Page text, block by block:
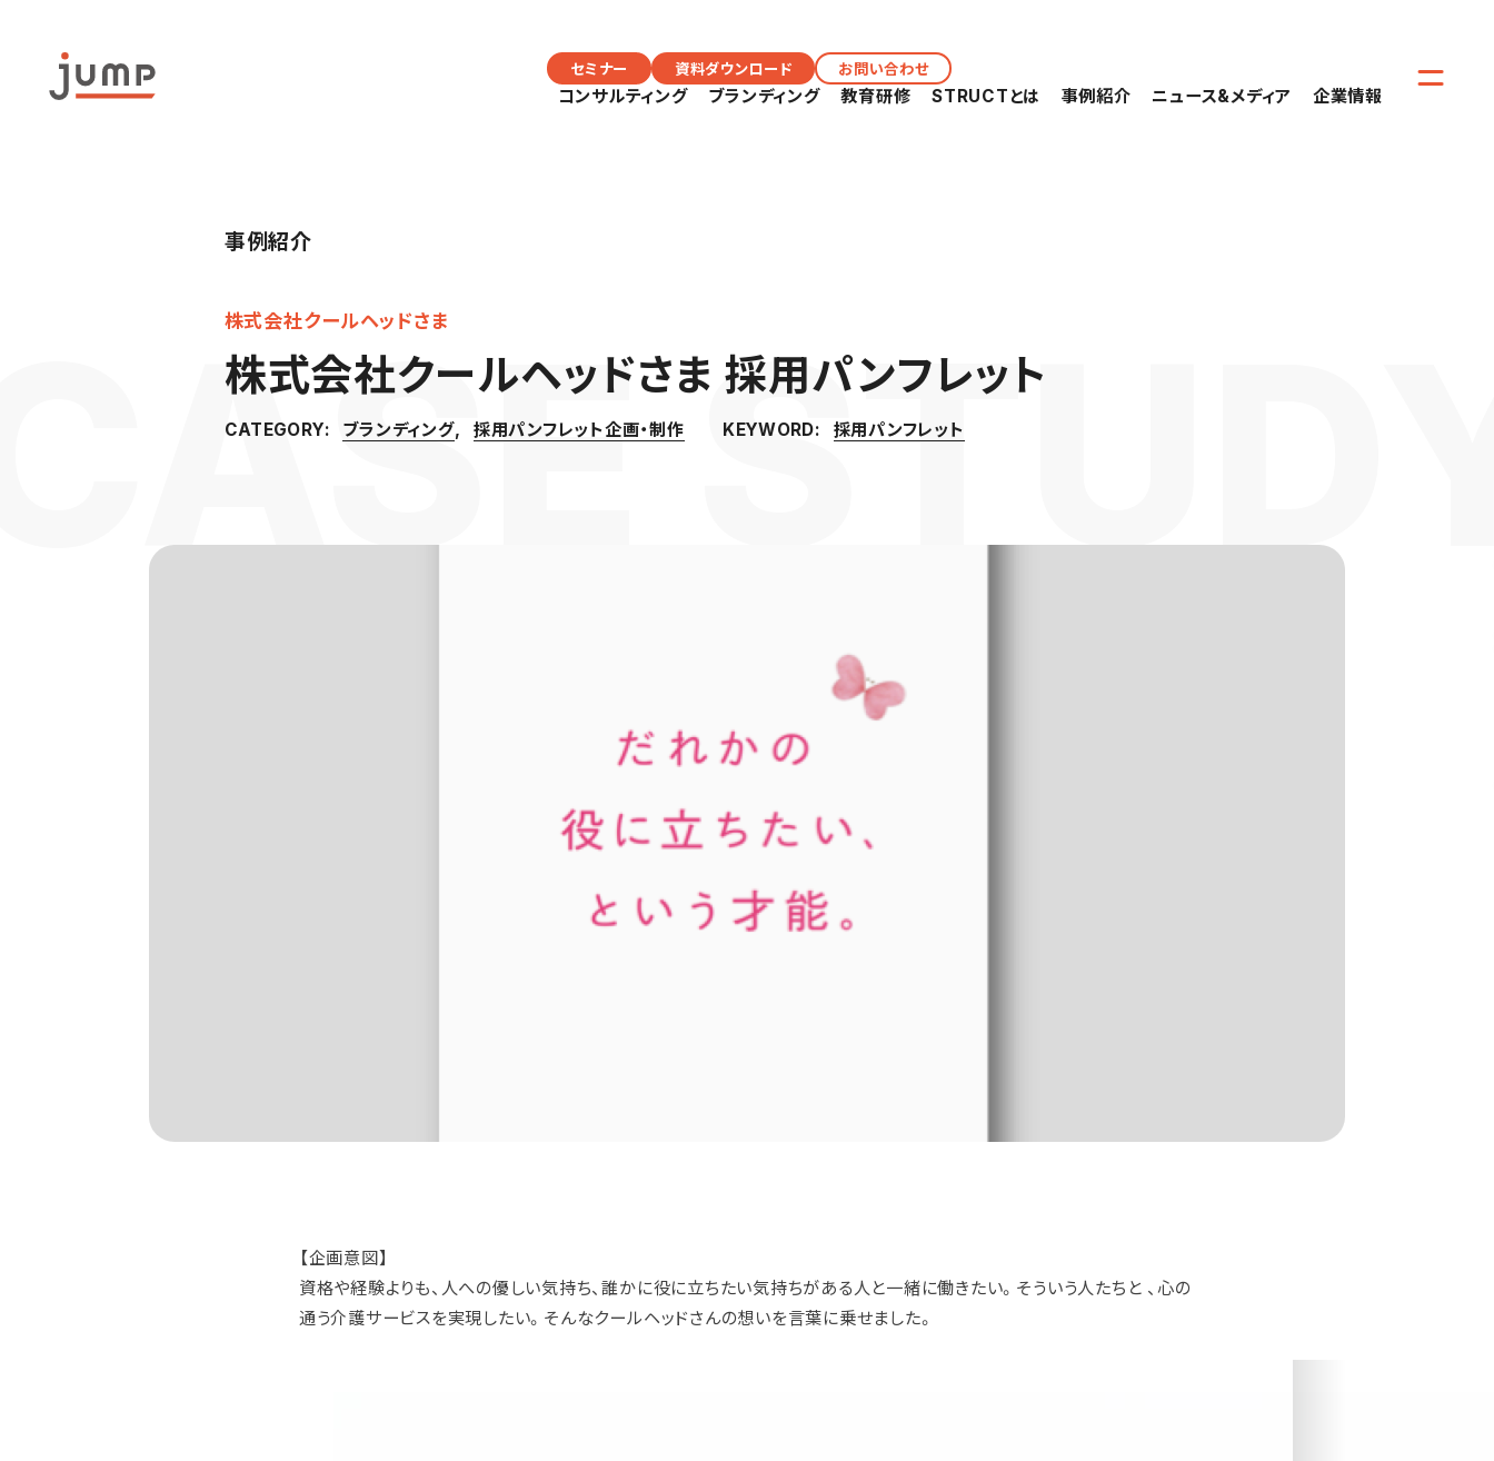
コンサルティング ブランディング 教育研修 STRUCTとは 事例紹介 ニュース&メディア 企業情報
セミナー 資料ダウンロード お問い合わせ
事例紹介
株式会社クールヘッドさま
株式会社クールヘッドさま 採用パンフレット
ブランディング 採用パンフレット企画・制作 採用パンフレット
【企画意図】
資格や経験よりも、人への優しい気持ち、誰かに役に立ちたい気持ちがある人と一緒に働きたい。そういう人たちと 、心の
通う介護サービスを実現したい。そんなクールヘッドさんの想いを言葉に乗せました。